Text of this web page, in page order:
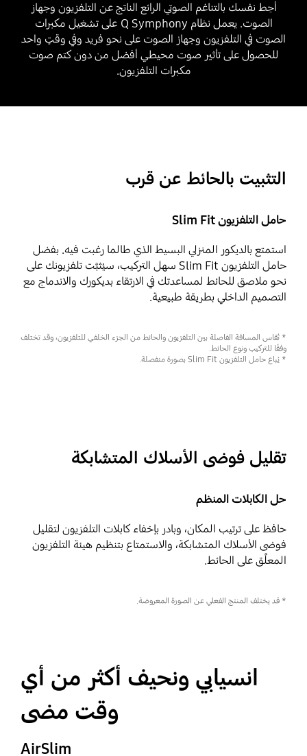
أحِط نفسك بالتناغم الصوتي الرائع الناتج عن التلفزيون وجهاز
الصوت. يعمل نظام Q Symphony على تشغيل مكبرات
الصوت في التلفزيون وجهاز الصوت على نحو فريد وفي وقتٍ واحد
للحصول على تأثير صوت محيطي أفضل من دون كتم صوت
مكبرات التلفزيون.
التثبيت بالحائط عن قرب
حامل التلفزيون Slim Fit
استمتع بالديكور المنزلي البسيط الذي طالما رغبت فيه. بفضل
حامل التلفزيون Slim Fit سهل التركيب، سيُثبَّت تلفزيونك على
نحو ملاصق للحائط لمساعدتك في الارتقاء بديكورك والاندماج مع
التصميم الداخلي بطريقة طبيعية.
* تُقاس المسافة الفاصلة بين التلفزيون والحائط من الجزء الخلفي للتلفزيون، وقد تختلف
وفقًا للتركيب ونوع الحائط.
* يُباع حامل التلفزيون Slim Fit بصورة منفصلة.
تقليل فوضى الأسلاك المتشابكة
حل الكابلات المنظم
حافظ على ترتيب المكان، وبادر بإخفاء كابلات التلفزيون لتقليل
فوضى الأسلاك المتشابكة، والاستمتاع بتنظيم هيئة التلفزيون
المعلَّق على الحائط.
* قد يختلف المنتج الفعلي عن الصورة المعروضة.
انسيابي ونحيف أكثر من أي
وقت مضى
AirSlim